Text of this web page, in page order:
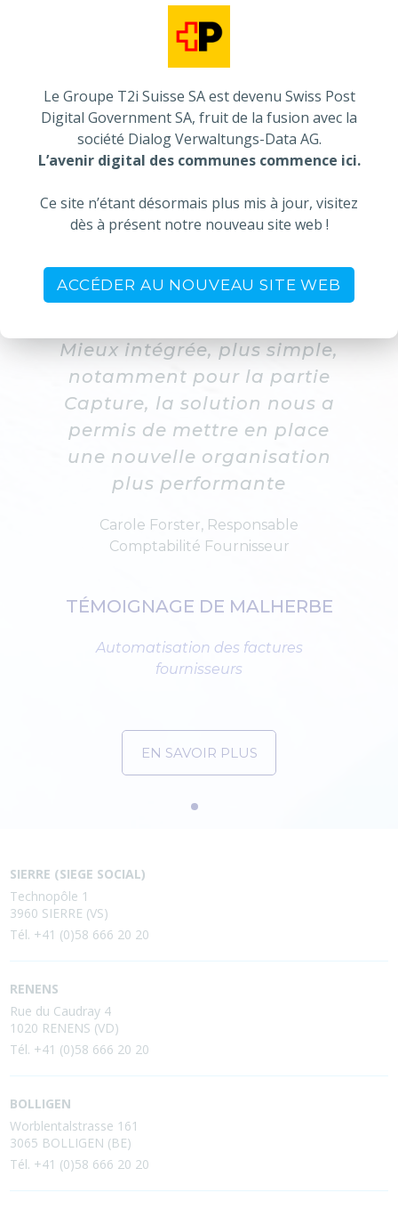
Le Groupe T2i Suisse SA est devenu Swiss Post
Digital Government SA, fruit de la fusion avec la
société Dialog Verwaltungs-Data AG.
L’avenir digital des communes commence ici.
Ce site n’étant désormais plus mis à jour, visitez
dès à présent notre nouveau site web !
ACCÉDER AU NOUVEAU SITE WEB
traitement intelligent permet de sécuriser leur
conservation tout en les rendant accessibles
travers d'une recherche puissante, instinctive et
rapide.
JE SOUHAITE PLUS D'INFOS
Mieux intégrée, plus simple,
notamment pour la partie
Capture, la solution nous a
permis de mettre en place
une nouvelle organisation
plus performante
Carole Forster, Responsable
Comptabilité Fournisseur
TÉMOIGNAGE DE MALHERBE
Automatisation des factures
fournisseurs
EN SAVOIR PLUS
SIERRE (SIEGE SOCIAL)
Technopôle 1
3960 SIERRE (VS)
Tél. +41 (0)58 666 20 20
RENENS
Rue du Caudray 4
1020 RENENS (VD)
Tél. +41 (0)58 666 20 20
BOLLIGEN
Worblentalstrasse 161
3065 BOLLIGEN (BE)
Tél. +41 (0)58 666 20 20